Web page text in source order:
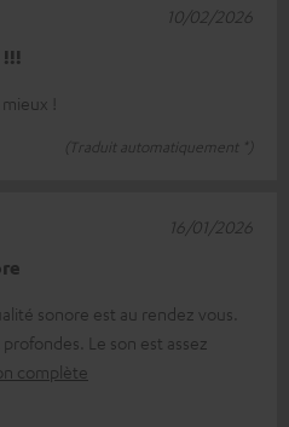
!
(Traduit automatiquement *)
10/02/2026
sonore est au rendez vous.
profondes. Le son est assez
complète
16/01/2026